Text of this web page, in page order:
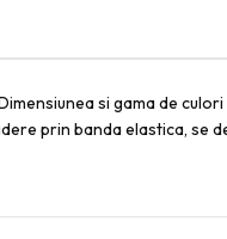
si gama de
prin banda elastica,